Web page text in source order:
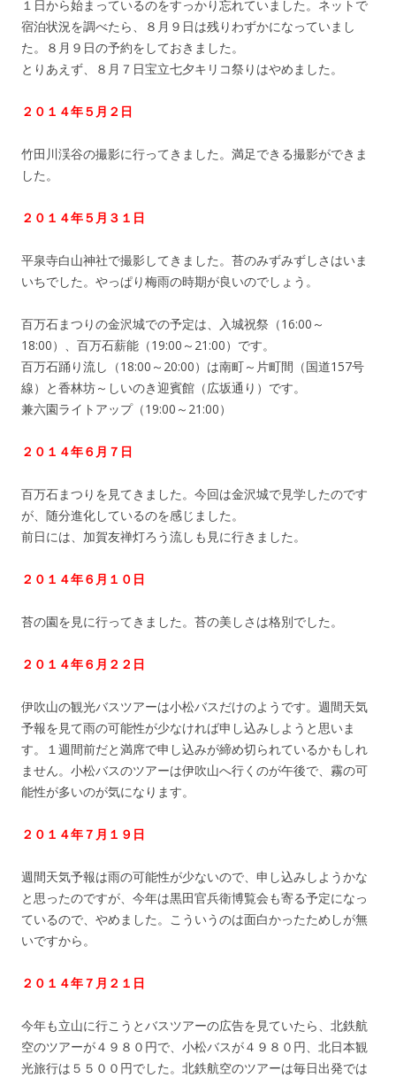
１日から始まっているのをすっかり忘れていました。ネットで
宿泊状況を調べたら、８月９日は残りわずかになっていまし
た。８月９日の予約をしておきました。
とりあえず、８月７日宝立七夕キリコ祭りはやめました。
２０１４年５月２日
竹田川渓谷の撮影に行ってきました。満足できる撮影ができま
した。
２０１４年５月３１日
平泉寺白山神社で撮影してきました。苔のみずみずしさはいま
いちでした。やっぱり梅雨の時期が良いのでしょう。
百万石まつりの金沢城での予定は、入城祝祭（16:00～
18:00）、百万石薪能（19:00～21:00）です。
百万石踊り流し（18:00～20:00）は南町～片町間（国道157号
線）と香林坊～しいのき迎賓館（広坂通り）です。
兼六園ライトアップ（19:00～21:00）
２０１４年６月７日
百万石まつりを見てきました。今回は金沢城で見学したのです
が、随分進化しているのを感じました。
前日には、加賀友禅灯ろう流しも見に行きました。
２０１４年６月１０日
苔の園を見に行ってきました。苔の美しさは格別でした。
２０１４年６月２２日
伊吹山の観光バスツアーは小松バスだけのようです。週間天気
予報を見て雨の可能性が少なければ申し込みしようと思いま
す。１週間前だと満席で申し込みが締め切られているかもしれ
ません。小松バスのツアーは伊吹山へ行くのが午後で、霧の可
能性が多いのが気になります。
２０１４年７月１９日
週間天気予報は雨の可能性が少ないので、申し込みしようかな
と思ったのですが、今年は黒田官兵衛博覧会も寄る予定になっ
ているので、やめました。こういうのは面白かったためしが無
いですから。
２０１４年７月２１日
今年も立山に行こうとバスツアーの広告を見ていたら、北鉄航
空のツアーが４９８０円で、小松バスが４９８０円、北日本観
光旅行は５５００円でした。北鉄航空のツアーは毎日出発では